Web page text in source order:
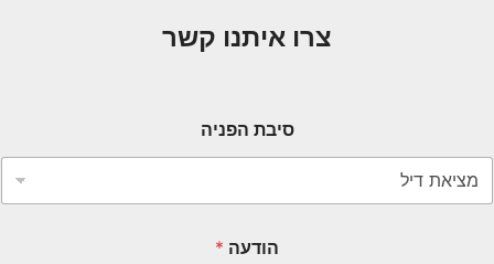
צרו איתנו קשר
סיבת הפניה
הודעה *